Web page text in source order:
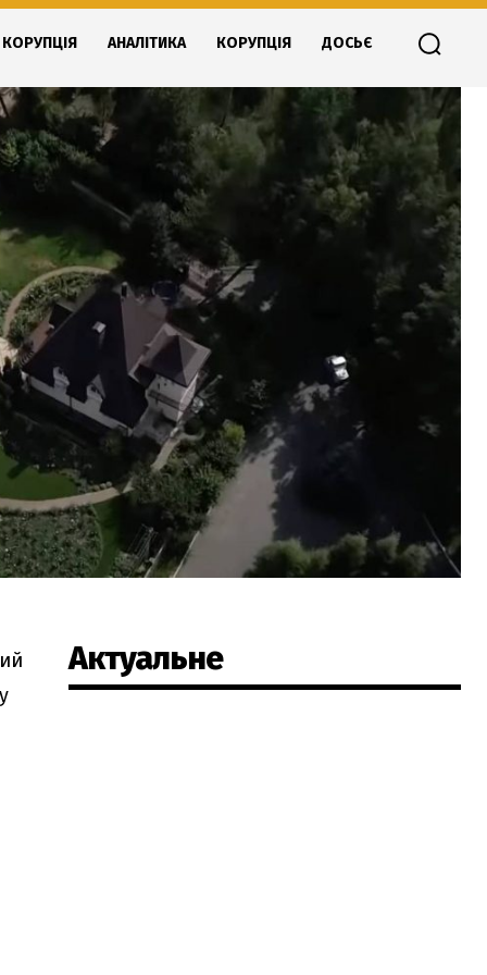
КОРУПЦІЯ АНАЛІТИКА КОРУПЦІЯ ДОСЬЄ
Актуальне